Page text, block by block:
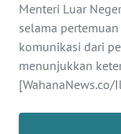
Menteri Luar
selama
komunikasi dari
menunjukkan
[WahanaNews.co/
SERBA-SERBI
PENDIDIKAN